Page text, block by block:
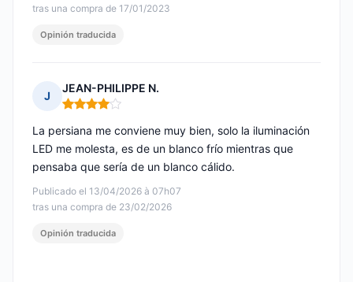
tras una compra de 17/01/2023
Opinión traducida
J
JEAN-PHILIPPE N.
Nota: 4 de 5
Publicado el 13/04/2026 à 07h07
tras una compra de 23/02/2026
La persiana me conviene muy bien, solo la iluminación
LED me molesta, es de un blanco frío mientras que
pensaba que sería de un blanco cálido.
Opinión traducida